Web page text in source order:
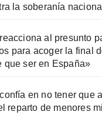
la soberanía
al presunto
para acoger la final
que ser en España»
en no tener que
reparto de menores